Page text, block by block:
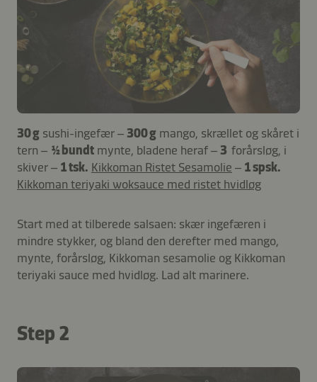
30 g sushi-ingefær – 300 g mango, skrællet og skåret i
tern – ½ bundt mynte, bladene heraf – 3 forårsløg, i
skiver – 1 tsk. Kikkoman Ristet Sesamolie – 1 spsk.
Kikkoman teriyaki woksauce med ristet hvidløg
Start med at tilberede salsaen: skær ingefæren i
mindre stykker, og bland den derefter med mango,
mynte, forårsløg, Kikkoman sesamolie og Kikkoman
teriyaki sauce med hvidløg. Lad alt marinere.
Step 2